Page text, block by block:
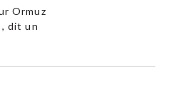
Ormuz
dit un